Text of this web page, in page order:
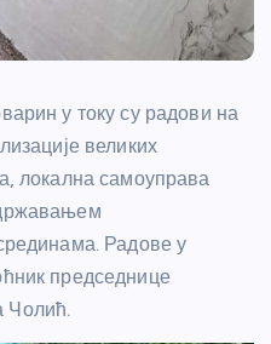
у току су радови на
великих
локална самоуправа
Радове у
председнице
Чолић.